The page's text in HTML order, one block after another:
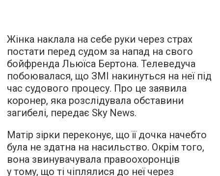
Жінка наклала на себе руки через страх
постати перед судом за напад на свого
бойфренда Льюїса Бертона. Телеведуча
побоювалася, що ЗМІ накинуться на неї під
час судового процесу. Про це заявила
коронер, яка розслідувала обставини
загибелі, передає Sky News.
Матір зірки переконує, що її дочка начебто
була не здатна на насильство. Окрім того,
вона звинувачувала правоохоронців
у тому, що ті чіплялися до неї через